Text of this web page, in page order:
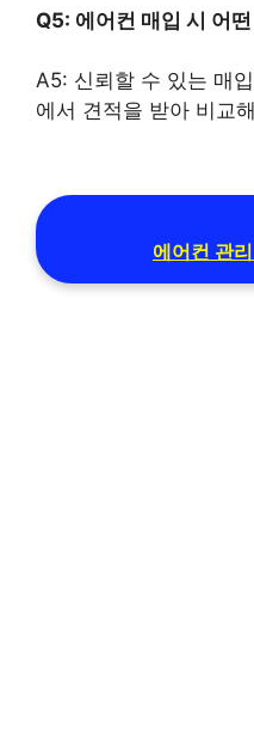
Q5: 에어컨 매입 시 어
A5: 신뢰할 수 있는 매
에서 견적을 받아 비교
에어컨 관